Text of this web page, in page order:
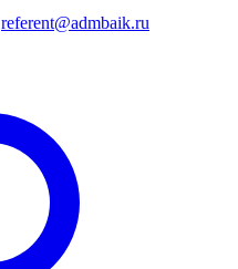
referent@admbaik.ru